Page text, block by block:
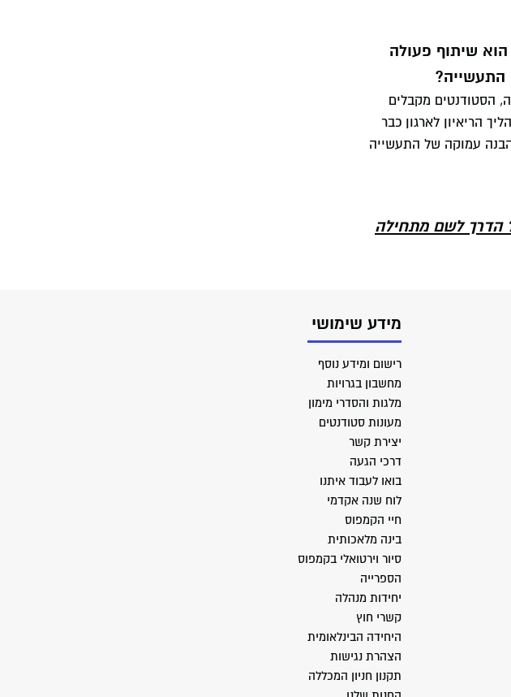
שיתוף פעולה
התעשייה?
הסטודנטים מקבלים
הריאיון לארגון כבר
עמוקה של התעשייה
הדרך לשם מתחילה
מידע שימושי
רישום ומידע נוסף
מחשבון בגרויות
מלגות והסדרי מימון
מעונות סטודנטים
יצירת קשר
דרכי הגעה
בואו לעבוד איתנו
לוח שנה אקדמי
חיי הקמפוס
בינה מלאכותית
סיור וירטואלי בקמפוס
הספרייה
יחידות מנהלה
קשרי חוץ
היחידה הבינלאומית
הצהרת נגישות
תקנון חניון המכללה